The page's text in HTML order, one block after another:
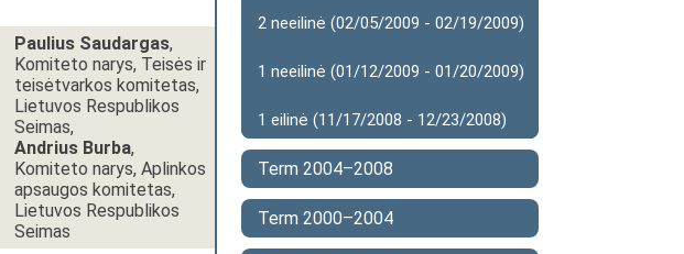
Paulius Saudargas,
Komiteto narys, Teisės ir
teisėtvarkos komitetas,
Lietuvos Respublikos
Seimas,
Andrius Burba,
Komiteto narys, Aplinkos
apsaugos komitetas,
Lietuvos Respublikos
Seimas
2 neeilinė (02/05/2009 - 02/19/2009)
1 neeilinė (01/12/2009 - 01/20/2009)
1 eilinė (11/17/2008 - 12/23/2008)
Term 2004–2008
Term 2000–2004